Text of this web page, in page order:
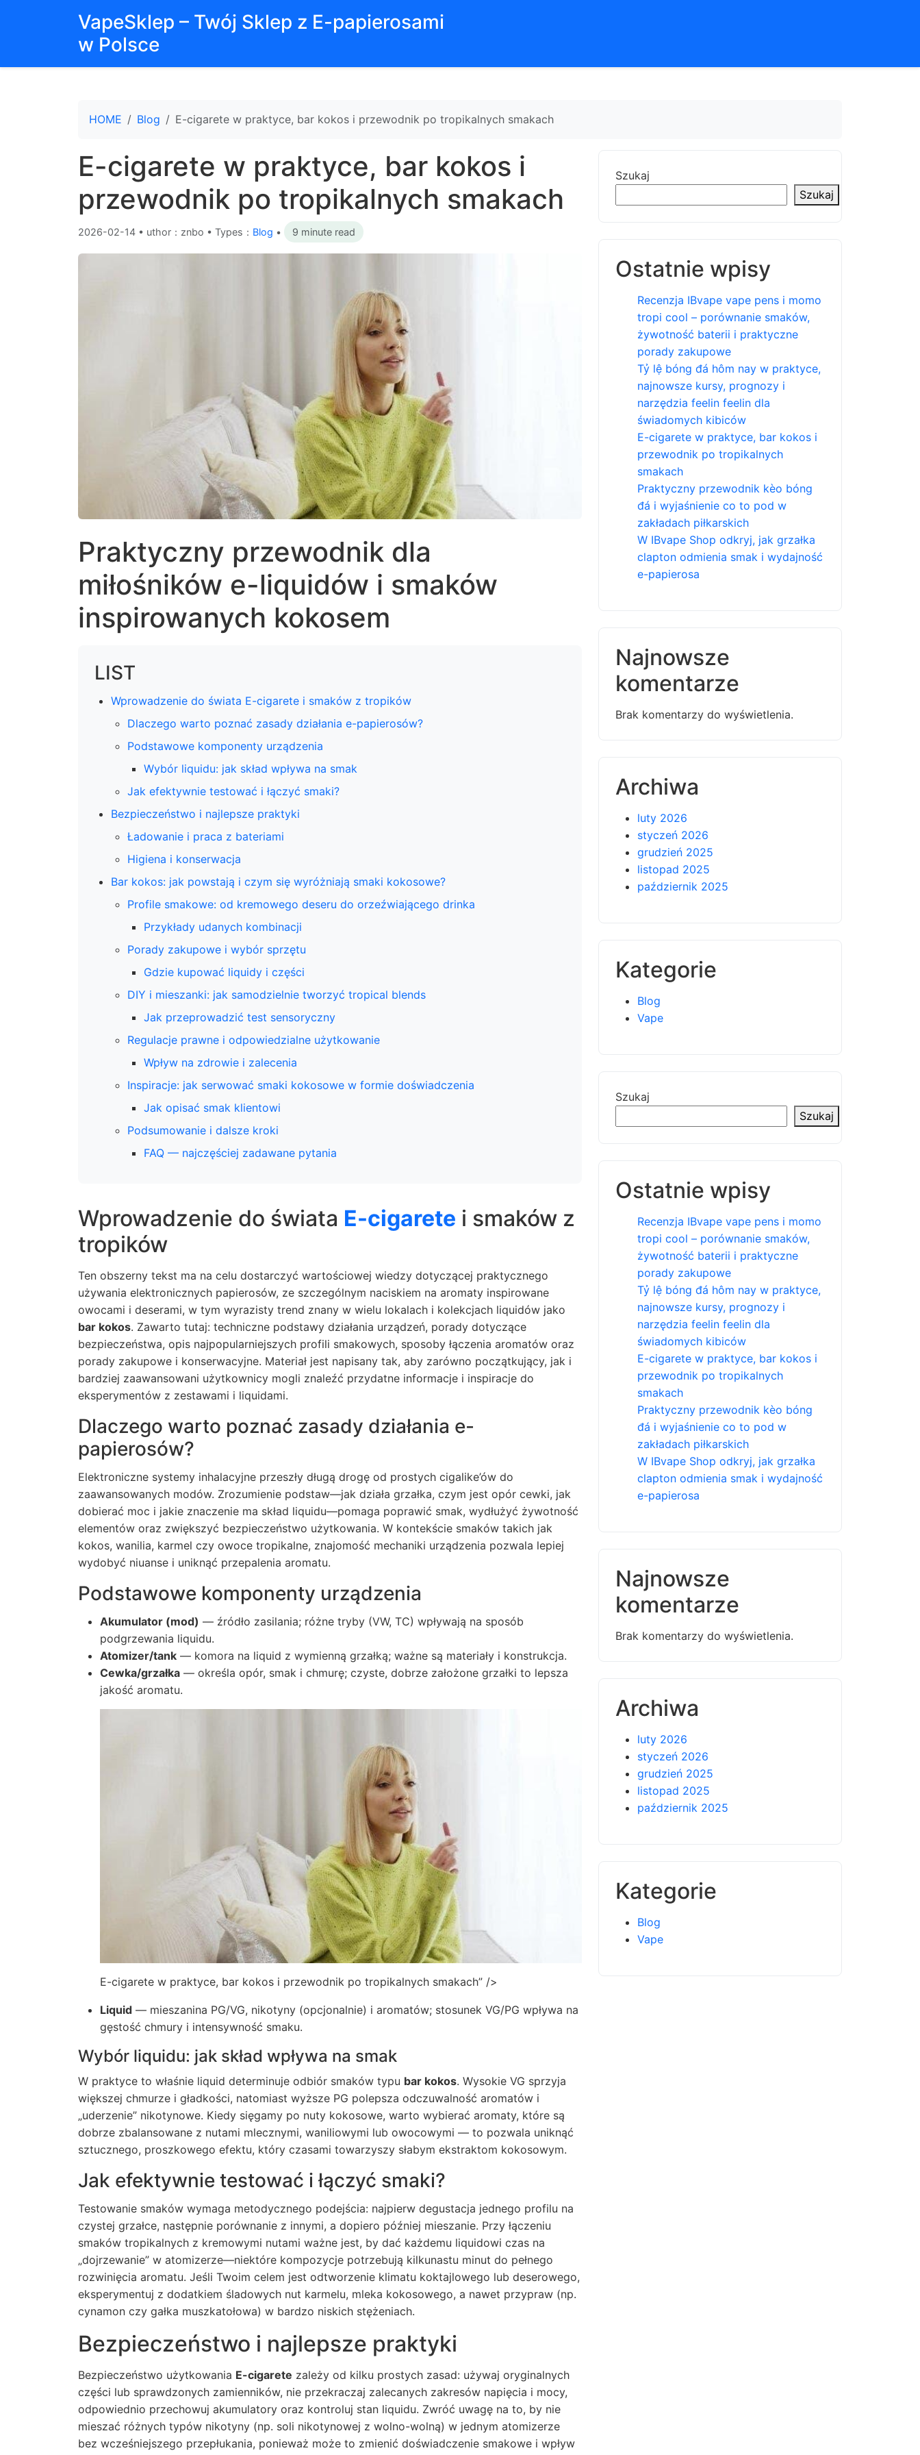
VapeSklep – Twój Sklep z E-papierosami
w Polsce
HOME Blog E-cigarete w praktyce, bar kokos i przewodnik po tropikalnych smakach
E-cigarete w praktyce, bar kokos i
przewodnik po tropikalnych smakach
2026-02-14 • uthor：znbo • Types： Blog • 9 minute read
Praktyczny przewodnik dla
miłośników e-liquidów i smaków
inspirowanych kokosem
LIST
Wprowadzenie do świata E-cigarete i smaków z tropików
Dlaczego warto poznać zasady działania e-papierosów?
Podstawowe komponenty urządzenia
Wybór liquidu: jak skład wpływa na smak
Jak efektywnie testować i łączyć smaki?
Bezpieczeństwo i najlepsze praktyki
Ładowanie i praca z bateriami
Higiena i konserwacja
Bar kokos: jak powstają i czym się wyróżniają smaki kokosowe?
Profile smakowe: od kremowego deseru do orzeźwiającego drinka
Przykłady udanych kombinacji
Porady zakupowe i wybór sprzętu
Gdzie kupować liquidy i części
DIY i mieszanki: jak samodzielnie tworzyć tropical blends
Jak przeprowadzić test sensoryczny
Regulacje prawne i odpowiedzialne użytkowanie
Wpływ na zdrowie i zalecenia
Inspiracje: jak serwować smaki kokosowe w formie doświadczenia
Jak opisać smak klientowi
Podsumowanie i dalsze kroki
FAQ — najczęściej zadawane pytania
Wprowadzenie do świata E-cigarete i smaków z
tropików
Ten obszerny tekst ma na celu dostarczyć wartościowej wiedzy dotyczącej praktycznego
używania elektronicznych papierosów, ze szczególnym naciskiem na aromaty inspirowane
owocami i deserami, w tym wyrazisty trend znany w wielu lokalach i kolekcjach liquidów jako
bar kokos. Zawarto tutaj: techniczne podstawy działania urządzeń, porady dotyczące
bezpieczeństwa, opis najpopularniejszych profili smakowych, sposoby łączenia aromatów oraz
porady zakupowe i konserwacyjne. Materiał jest napisany tak, aby zarówno początkujący, jak i
bardziej zaawansowani użytkownicy mogli znaleźć przydatne informacje i inspiracje do
eksperymentów z zestawami i liquidami.
Dlaczego warto poznać zasady działania e-
papierosów?
Elektroniczne systemy inhalacyjne przeszły długą drogę od prostych cigalike’ów do
zaawansowanych modów. Zrozumienie podstaw—jak działa grzałka, czym jest opór cewki, jak
dobierać moc i jakie znaczenie ma skład liquidu—pomaga poprawić smak, wydłużyć żywotność
elementów oraz zwiększyć bezpieczeństwo użytkowania. W kontekście smaków takich jak
kokos, wanilia, karmel czy owoce tropikalne, znajomość mechaniki urządzenia pozwala lepiej
wydobyć niuanse i uniknąć przepalenia aromatu.
Podstawowe komponenty urządzenia
Akumulator (mod) — źródło zasilania; różne tryby (VW, TC) wpływają na sposób
podgrzewania liquidu.
Atomizer/tank — komora na liquid z wymienną grzałką; ważne są materiały i konstrukcja.
Cewka/grzałka — określa opór, smak i chmurę; czyste, dobrze założone grzałki to lepsza
jakość aromatu.
E-cigarete w praktyce, bar kokos i przewodnik po tropikalnych smakach” />
Liquid — mieszanina PG/VG, nikotyny (opcjonalnie) i aromatów; stosunek VG/PG wpływa na
gęstość chmury i intensywność smaku.
Wybór liquidu: jak skład wpływa na smak
W praktyce to właśnie liquid determinuje odbiór smaków typu bar kokos. Wysokie VG sprzyja
większej chmurze i gładkości, natomiast wyższe PG polepsza odczuwalność aromatów i
„uderzenie” nikotynowe. Kiedy sięgamy po nuty kokosowe, warto wybierać aromaty, które są
dobrze zbalansowane z nutami mlecznymi, waniliowymi lub owocowymi — to pozwala uniknąć
sztucznego, proszkowego efektu, który czasami towarzyszy słabym ekstraktom kokosowym.
Jak efektywnie testować i łączyć smaki?
Testowanie smaków wymaga metodycznego podejścia: najpierw degustacja jednego profilu na
czystej grzałce, następnie porównanie z innymi, a dopiero później mieszanie. Przy łączeniu
smaków tropikalnych z kremowymi nutami ważne jest, by dać każdemu liquidowi czas na
„dojrzewanie” w atomizerze—niektóre kompozycje potrzebują kilkunastu minut do pełnego
rozwinięcia aromatu. Jeśli Twoim celem jest odtworzenie klimatu koktajlowego lub deserowego,
eksperymentuj z dodatkiem śladowych nut karmelu, mleka kokosowego, a nawet przypraw (np.
cynamon czy gałka muszkatołowa) w bardzo niskich stężeniach.
Bezpieczeństwo i najlepsze praktyki
Bezpieczeństwo użytkowania E-cigarete zależy od kilku prostych zasad: używaj oryginalnych
części lub sprawdzonych zamienników, nie przekraczaj zalecanych zakresów napięcia i mocy,
odpowiednio przechowuj akumulatory oraz kontroluj stan liquidu. Zwróć uwagę na to, by nie
mieszać różnych typów nikotyny (np. soli nikotynowej z wolno-wolną) w jednym atomizerze
bez wcześniejszego przepłukania, ponieważ może to zmienić doświadczenie smakowe i wpływ
Szukaj
Szukaj
Ostatnie wpisy
Recenzja IBvape vape pens i momo
tropi cool – porównanie smaków,
żywotność baterii i praktyczne
porady zakupowe
Tỷ lệ bóng đá hôm nay w praktyce,
najnowsze kursy, prognozy i
narzędzia feelin feelin dla
świadomych kibiców
E-cigarete w praktyce, bar kokos i
przewodnik po tropikalnych
smakach
Praktyczny przewodnik kèo bóng
đá i wyjaśnienie co to pod w
zakładach piłkarskich
W IBvape Shop odkryj, jak grzałka
clapton odmienia smak i wydajność
e-papierosa
Najnowsze
komentarze
Brak komentarzy do wyświetlenia.
Archiwa
luty 2026
styczeń 2026
grudzień 2025
listopad 2025
październik 2025
Kategorie
Blog
Vape
Szukaj
Szukaj
Ostatnie wpisy
Recenzja IBvape vape pens i momo
tropi cool – porównanie smaków,
żywotność baterii i praktyczne
porady zakupowe
Tỷ lệ bóng đá hôm nay w praktyce,
najnowsze kursy, prognozy i
narzędzia feelin feelin dla
świadomych kibiców
E-cigarete w praktyce, bar kokos i
przewodnik po tropikalnych
smakach
Praktyczny przewodnik kèo bóng
đá i wyjaśnienie co to pod w
zakładach piłkarskich
W IBvape Shop odkryj, jak grzałka
clapton odmienia smak i wydajność
e-papierosa
Najnowsze
komentarze
Brak komentarzy do wyświetlenia.
Archiwa
luty 2026
styczeń 2026
grudzień 2025
listopad 2025
październik 2025
Kategorie
Blog
Vape